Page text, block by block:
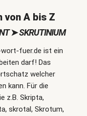
von A bis Z
➤SKRUTINIUM
fuer.de ist ein
darf! Das
welcher
kann. Für die
z.B. Skripta,
skrotal, Skrotum,